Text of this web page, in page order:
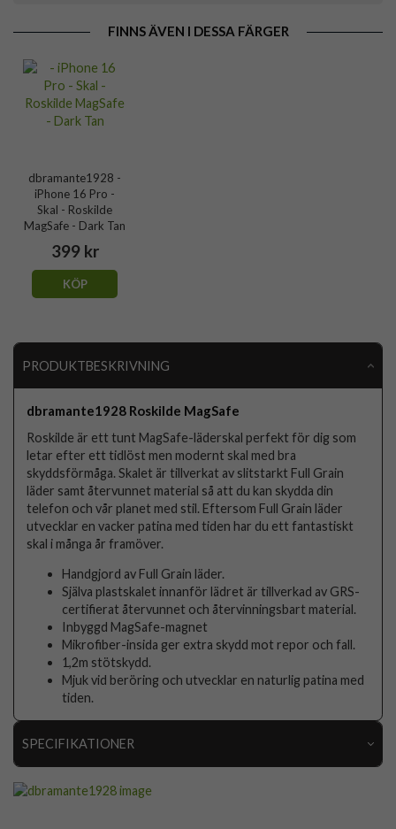
FINNS ÄVEN I DESSA FÄRGER
dbramante1928 -
iPhone 16 Pro -
Skal - Roskilde
MagSafe - Dark Tan
399 kr
KÖP
PRODUKTBESKRIVNING
dbramante1928 Roskilde MagSafe
Roskilde är ett tunt MagSafe-läderskal perfekt för dig som
letar efter ett tidlöst men modernt skal med bra
skyddsförmåga. Skalet är tillverkat av slitstarkt Full Grain
läder samt återvunnet material så att du kan skydda din
telefon och vår planet med stil. Eftersom Full Grain läder
utvecklar en vacker patina med tiden har du ett fantastiskt
skal i många år framöver.
Handgjord av Full Grain läder.
Själva plastskalet innanför lädret är tillverkad av GRS-
certifierat återvunnet och återvinningsbart material.
Inbyggd MagSafe-magnet
Mikrofiber-insida ger extra skydd mot repor och fall.
1,2m stötskydd.
Mjuk vid beröring och utvecklar en naturlig patina med
tiden.
SPECIFIKATIONER